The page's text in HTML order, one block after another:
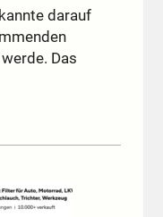
darauf
Das